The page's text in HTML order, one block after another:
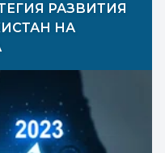
РАЗВИТИЯ
НА